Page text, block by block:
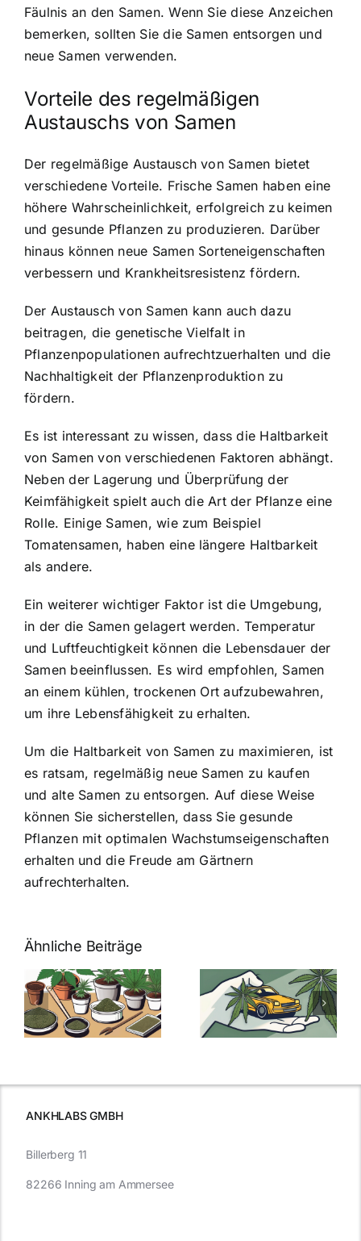
Fäulnis an den Samen. Wenn Sie diese Anzeichen
bemerken, sollten Sie die Samen entsorgen und
neue Samen verwenden.
Vorteile des regelmäßigen
Austauschs von Samen
Der regelmäßige Austausch von Samen bietet
verschiedene Vorteile. Frische Samen haben eine
höhere Wahrscheinlichkeit, erfolgreich zu keimen
und gesunde Pflanzen zu produzieren. Darüber
hinaus können neue Samen Sorteneigenschaften
verbessern und Krankheitsresistenz fördern.
Der Austausch von Samen kann auch dazu
beitragen, die genetische Vielfalt in
Pflanzenpopulationen aufrechtzuerhalten und die
Nachhaltigkeit der Pflanzenproduktion zu
fördern.
Es ist interessant zu wissen, dass die Haltbarkeit
von Samen von verschiedenen Faktoren abhängt.
Neben der Lagerung und Überprüfung der
Keimfähigkeit spielt auch die Art der Pflanze eine
Rolle. Einige Samen, wie zum Beispiel
Tomatensamen, haben eine längere Haltbarkeit
als andere.
Ein weiterer wichtiger Faktor ist die Umgebung,
in der die Samen gelagert werden. Temperatur
und Luftfeuchtigkeit können die Lebensdauer der
Samen beeinflussen. Es wird empfohlen, Samen
an einem kühlen, trockenen Ort aufzubewahren,
um ihre Lebensfähigkeit zu erhalten.
Um die Haltbarkeit von Samen zu maximieren, ist
es ratsam, regelmäßig neue Samen zu kaufen
und alte Samen zu entsorgen. Auf diese Weise
können Sie sicherstellen, dass Sie gesunde
Pflanzen mit optimalen Wachstumseigenschaften
erhalten und die Freude am Gärtnern
aufrechterhalten.
Ähnliche Beiträge
Neue THC-
Grenzwert-
Regelung:
Was Sie über
Cannabis und
müssen
Cannabis
Samen
kaufen: Alles
was Sie
ANKHLABS GMBH
Billerberg 11
82266 Inning am Ammersee